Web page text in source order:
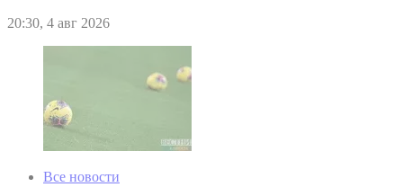
20:30, 4 авг 2026
Все новости